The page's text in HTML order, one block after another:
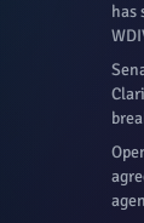
has